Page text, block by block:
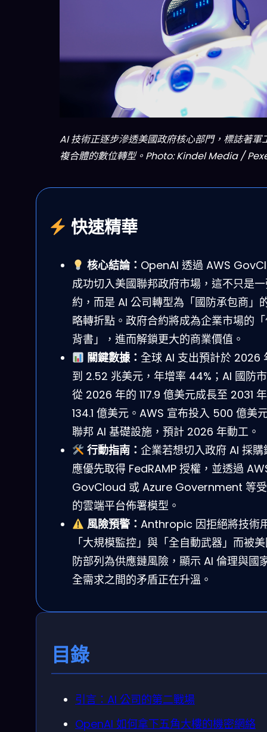
AI 技術正逐步滲透美國政府核心部門，標誌著軍
複合體的數位轉型。Photo: Kindel Media /
快速精華
核心結論： OpenAI 透過 AWS
成功切入美國聯邦政府市場，這不只是
約，而是 AI 公司轉型為「國防承包商」
略轉折點。政府合約將成為企業市場的
背書」，進而解鎖更大的商業價值。
關鍵數據： 全球 AI 支出預計於 2026
到 2.52 兆美元，年增率 44%；AI 國防
從 2026 年的 117.9 億美元成長至 2031
134.1 億美元。AWS 宣布投入 500 億美
聯邦 AI 基礎設施，預計 2026 年動工。
行動指南： 企業若想切入政府 AI 採購
應優先取得 FedRAMP 授權，並透過
GovCloud 或 Azure Government 等
的雲端平台佈署模型。
風險預警： Anthropic 因拒絕將技術
「大規模監控」與「全自動武器」而被
防部列為供應鏈風險，顯示 AI 倫理與國
全需求之間的矛盾正在升溫。
目錄
引言：AI 公司的第二戰場
OpenAI 如何拿下五角大樓的機密網絡